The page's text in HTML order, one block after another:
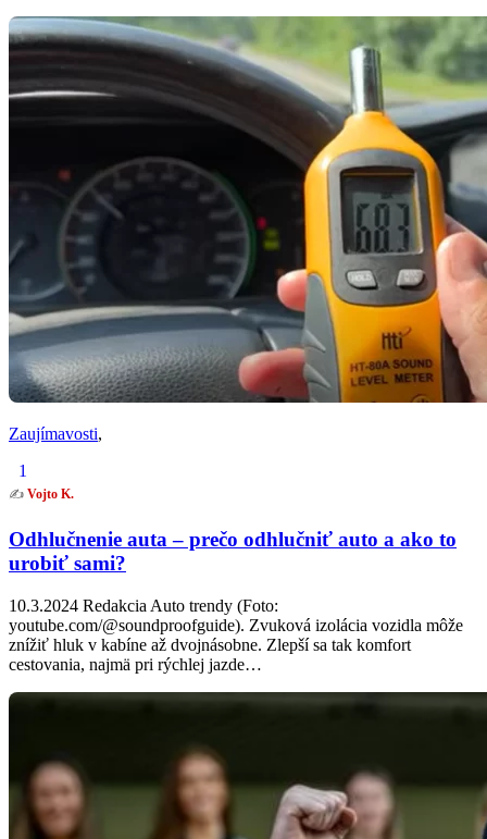
Zaujímavosti,
1
✍️ Vojto K.
Odhlučnenie auta – prečo odhlučniť auto a ako to
urobiť sami?
10.3.2024 Redakcia Auto trendy (Foto:
youtube.com/@soundproofguide). Zvuková izolácia vozidla môže
znížiť hluk v kabíne až dvojnásobne. Zlepší sa tak komfort
cestovania, najmä pri rýchlej jazde…